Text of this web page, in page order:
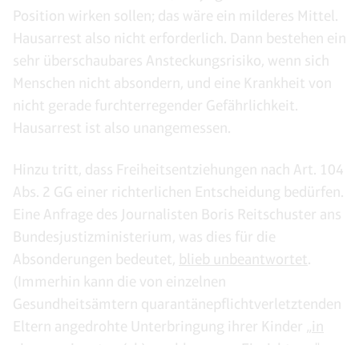
Position wirken sollen; das wäre ein milderes Mittel.
Hausarrest also nicht erforderlich. Dann bestehen ein
sehr überschaubares Ansteckungsrisiko, wenn sich
Menschen nicht absondern, und eine Krankheit von
nicht gerade furchterregender Gefährlichkeit.
Hausarrest ist also unangemessen.
Hinzu tritt, dass Freiheitsentziehungen nach Art. 104
Abs. 2 GG einer richterlichen Entscheidung bedürfen.
Eine Anfrage des Journalisten Boris Reitschuster ans
Bundesjustizministerium, was dies für die
Absonderungen bedeutet, blieb unbeantwortet
(Immerhin kann die von einzelnen
Gesundheitsämtern quarantänepflichtverletztenden
Eltern angedrohte Unterbringung ihrer Kinder „in